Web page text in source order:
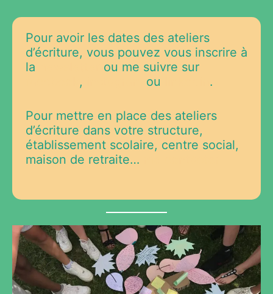
Pour avoir les dates des ateliers
d’écriture, vous pouvez vous inscrire à
la
ou me suivre sur
, ou .
Pour mettre en place des ateliers
d’écriture dans votre structure,
établissement scolaire, centre social,
maison de retraite…